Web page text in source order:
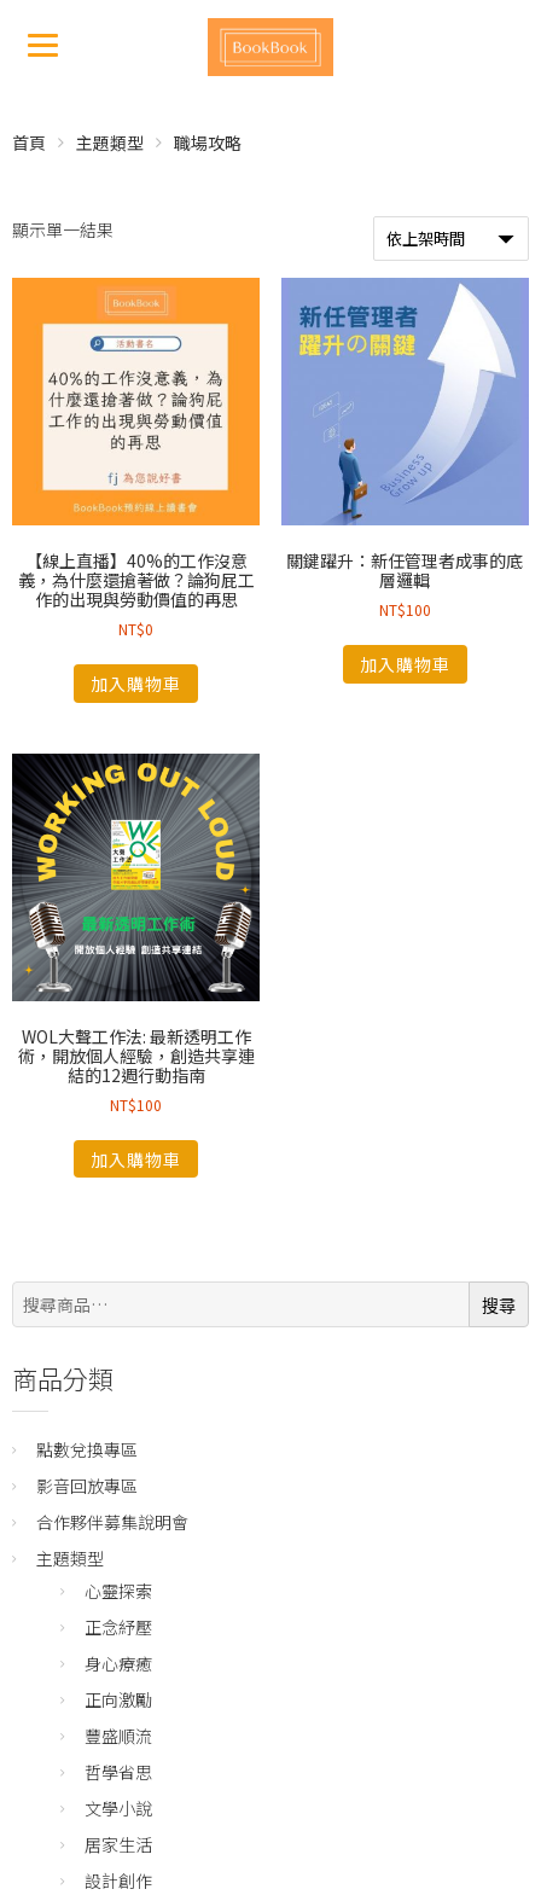
首頁 主題類型 職場攻略
顯示單一結果
【線上直播】40%的工作沒意
義，為什麼還搶著做？論狗屁工
作的出現與勞動價值的再思
NT$0
加入購物車
關鍵躍升：新任管理者成事的底
層邏輯
NT$100
加入購物車
WOL大聲工作法: 最新透明工作
術，開放個人經驗，創造共享連
結的12週行動指南
NT$100
加入購物車
搜
尋:
搜尋
商品分類
點數兌換專區
影音回放專區
合作夥伴募集說明會
主題類型
心靈探索
正念紓壓
身心療癒
正向激勵
豐盛順流
哲學省思
文學小說
居家生活
設計創作